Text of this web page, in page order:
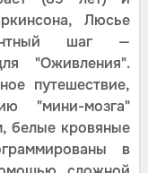
Люсье
шаг —
"Оживления".
путешествие,
"мини-мозга"
белые кровяные
в